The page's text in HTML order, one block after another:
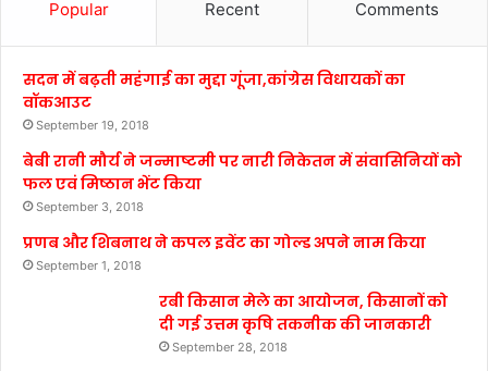
Popular Recent Comments
सदन में बढ़ती महंगाई का मुद्दा गूंजा,कांग्रेस विधायकों का
वॉकआउट
September 19, 2018
बेबी रानी मौर्य ने जन्माष्टमी पर नारी निकेतन में संवासिनियों को
फल एवं मिष्ठान भेंट किया
September 3, 2018
प्रणब और शिबनाथ ने कपल इवेंट का गोल्ड अपने नाम किया
September 1, 2018
रबी किसान मेले का आयोजन, किसानों को
दी गई उत्तम कृषि तकनीक की जानकारी
September 28, 2018